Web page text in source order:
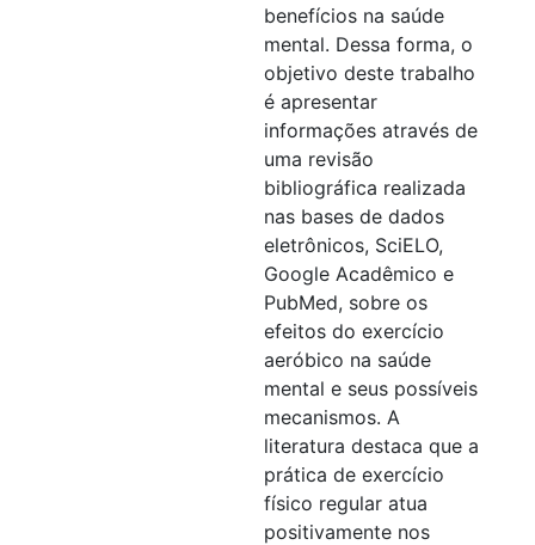
benefícios na saúde
mental. Dessa forma, o
objetivo deste trabalho
é apresentar
informações através de
uma revisão
bibliográfica realizada
nas bases de dados
eletrônicos, SciELO,
Google Acadêmico e
PubMed, sobre os
efeitos do exercício
aeróbico na saúde
mental e seus possíveis
mecanismos. A
literatura destaca que a
prática de exercício
físico regular atua
positivamente nos